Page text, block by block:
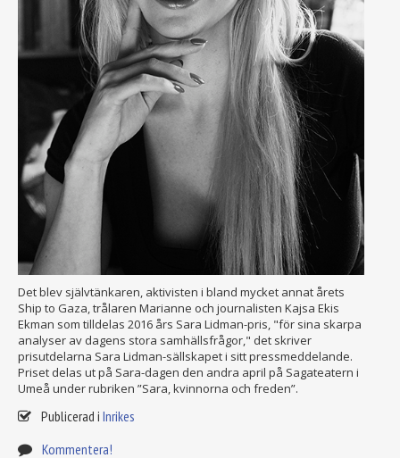
Det blev självtänkaren, aktivisten i bland mycket annat årets
Ship to Gaza, trålaren Marianne och journalisten Kajsa Ekis
Ekman som tilldelas 2016 års Sara Lidman-pris, "för sina skarpa
analyser av dagens stora samhällsfrågor," det skriver
prisutdelarna Sara Lidman-sällskapet i sitt pressmeddelande.
Priset delas ut på Sara-dagen den andra april på Sagateatern i
Umeå under rubriken ”Sara, kvinnorna och freden”.
Publicerad i Inrikes
Kommentera!